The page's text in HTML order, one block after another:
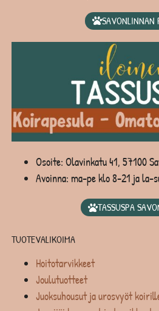
SAVONLINNAN
Osoite: Olavinkatu 41, 57100
Avoinna: ma-pe klo 8-21 ja la-
TASSUSPA
TUOTEVALIKOIMA
Hoitotarvikkeet
Joulutuotteet
Juoksuhousut ja urosvyöt